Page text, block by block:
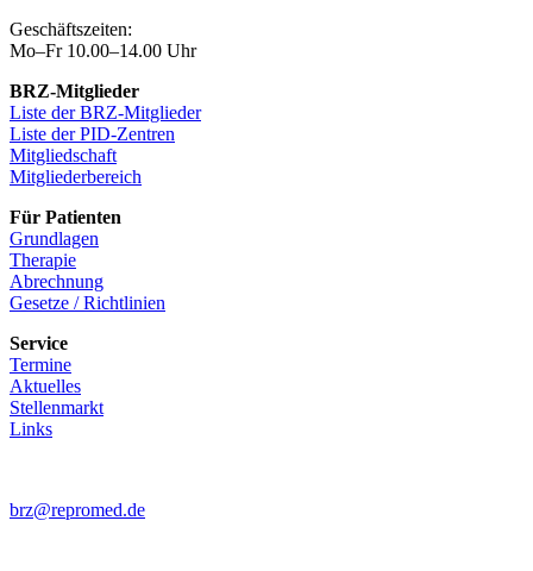
Geschäftszeiten:
Mo–Fr 10.00–14.00 Uhr
BRZ-Mitglieder
Liste der BRZ-Mitglieder
Liste der PID-Zentren
Mitgliedschaft
Mitgliederbereich
Für Patienten
Grundlagen
Therapie
Abrechnung
Gesetze / Richtlinien
Service
Termine
Aktuelles
Stellenmarkt
Links
brz@repromed.de